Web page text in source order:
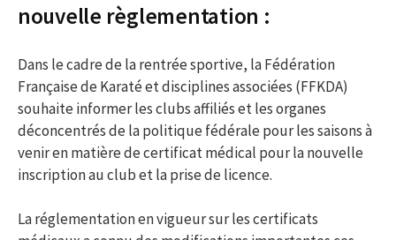
nouvelle règlementation :
Dans le cadre de la rentrée sportive, la Fédération
Française de Karaté et disciplines associées (FFKDA)
souhaite informer les clubs affiliés et les organes
déconcentrés de la politique fédérale pour les saisons à
venir en matière de certificat médical pour la nouvelle
inscription au club et la prise de licence.
La réglementation en vigueur sur les certificats